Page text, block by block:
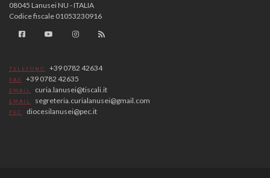
08045 Lanusei NU - ITALIA
Codice fiscale 01053230916
TELEFONO +39 0782 42634
FAX +39 0782 42635
EMAIL curia.lanusei@tiscali.it
EMAIL segreteria.curialanusei@gmail.com
PEC diocesilanusei@pec.it